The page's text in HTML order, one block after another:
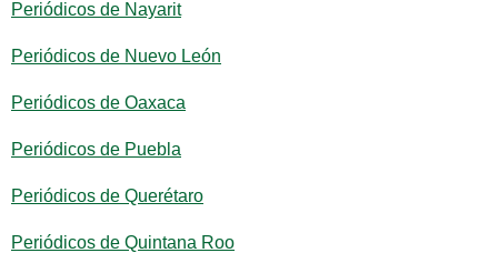
Periódicos de Nayarit
Periódicos de Nuevo León
Periódicos de Oaxaca
Periódicos de Puebla
Periódicos de Querétaro
Periódicos de Quintana Roo